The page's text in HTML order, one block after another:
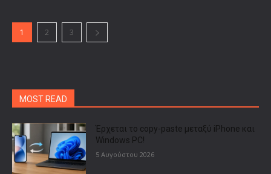
1 2 3
MOST READ
Έρχεται το copy-paste μεταξύ iPhone και
Windows PC!
5 Αυγούστου 2026